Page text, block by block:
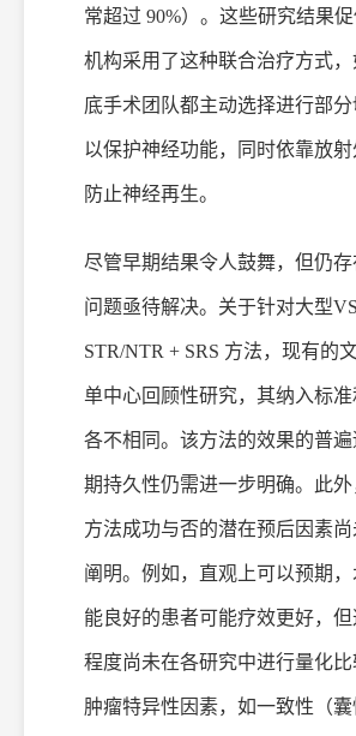
常超过 90%）。这些研究结果
机构采用了这种联合治疗方式
底手术团队都主动选择进行部分
以保护神经功能，同时依靠放
防止神经再生。
尽管早期结果令人鼓舞，但仍
问题亟待解决。关于针对大型VS
STR/NTR + SRS 方法，现有的
单中心回顾性研究，其纳入标准
各不相同。该方法的效果的普
期持久性仍需进一步明确。此
方法成功与否的潜在预后因素
阐明。例如，直观上可以预期
能良好的患者可能疗效更好，
程度尚未在各研究中进行量化比
肿瘤特异性因素，如一致性（囊